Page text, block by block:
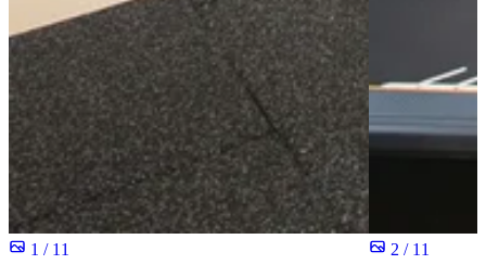
1 / 11 2 / 11